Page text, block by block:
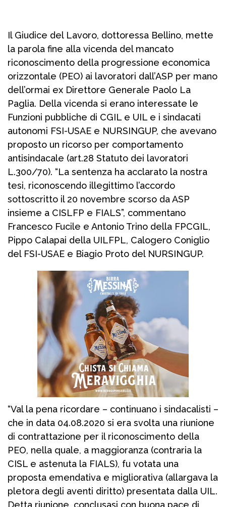
Il Giudice del Lavoro, dottoressa Bellino, mette
la parola fine alla vicenda del mancato
riconoscimento della progressione economica
orizzontale (PEO) ai lavoratori dall’ASP per mano
dell’ormai ex Direttore Generale Paolo La
Paglia. Della vicenda si erano interessate le
Funzioni pubbliche di CGIL e UIL e i sindacati
autonomi FSI-USAE e NURSINGUP, che avevano
proposto un ricorso per comportamento
antisindacale (art.28 Statuto dei lavoratori
L.300/70). “La sentenza ha acclarato la nostra
tesi, riconoscendo illegittimo l’accordo
sottoscritto il 20 novembre scorso da ASP
insieme a CISLFP e FIALS”, commentano
Francesco Fucile e Antonio Trino della FPCGIL,
Pippo Calapai della UILFPL, Calogero Coniglio
del FSI-USAE e Biagio Proto del NURSINGUP.
“Val la pena ricordare – continuano i sindacalisti –
che in data 04.08.2020 si era svolta una riunione
di contrattazione per il riconoscimento della
PEO, nella quale, a maggioranza (contraria la
CISL e astenuta la FIALS), fu votata una
proposta emendativa e migliorativa (allargava la
pletora degli aventi diritto) presentata dalla UIL.
Detta riunione, conclusasi con buona pace di